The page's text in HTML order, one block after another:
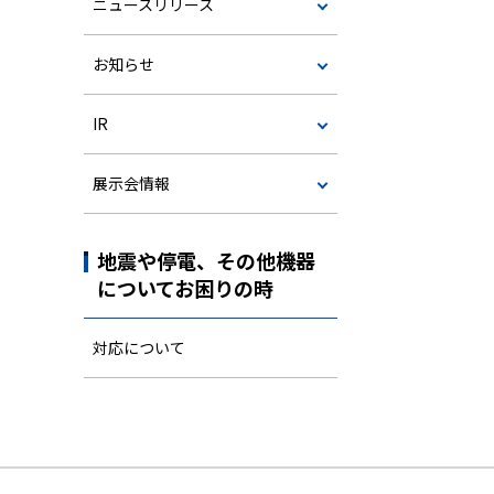
ニュースリリース
お知らせ
IR
展示会情報
地震や停電、その他機器
についてお困りの時
対応について